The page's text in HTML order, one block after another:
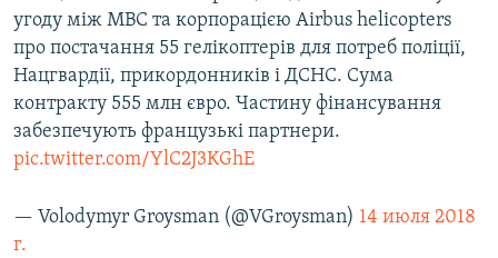
угоду між МВС та корпорацією Airbus helicopters
про постачання 55 гелікоптерів для потреб поліції,
Нацгвардії, прикордонників і ДСНС. Сума
контракту 555 млн євро. Частину фінансування
забезпечують французькі партнери.
pic.twitter.com/YlC2J3KGhE
— Volodymyr Groysman (@VGroysman) 14 июля 2018
г.